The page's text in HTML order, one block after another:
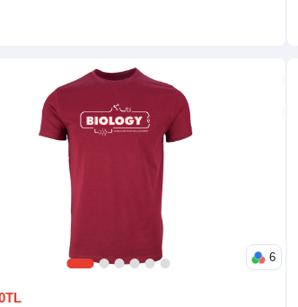
1 2 3 4 5 6
6